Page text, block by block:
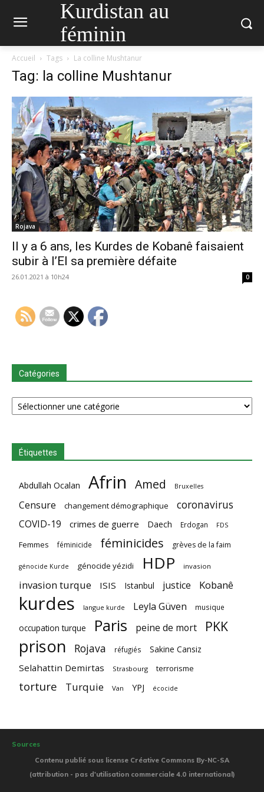
Kurdistan au
féminin
Accueil Tags La colline Mushtanur
Tag: la colline Mushtanur
Rojava
Il y a 6 ans, les Kurdes de Kobanê faisaient
subir à l’EI sa première défaite
26.01.2021 à 10h24 0
Catégories
Catégories
Étiquettes
Abdullah Ocalan Afrin Amed Bruxelles
Censure changement démographique coronavirus
COVID-19 crimes de guerre Daech Erdogan FDS
Femmes féminicide féminicides grèves de la faim
génocide Kurde génocide yézidi HDP invasion
invasion turque ISIS Istanbul justice Kobanê
kurdes langue kurde Leyla Güven musique
occupation turque Paris peine de mort PKK
prison Rojava réfugiés Sakine Cansiz
Selahattin Demirtas Strasbourg terrorisme
torture Turquie Van YPJ écocide
Sources
Contenu publié sous license Créative Commons By-NC-SA
(attribution - pas d'utilisation commerciale 4.0 international)